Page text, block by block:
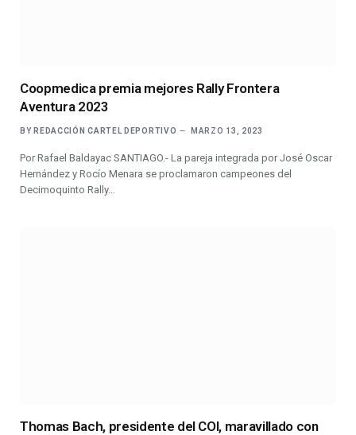
Coopmedica premia mejores Rally Frontera
Aventura 2023
BY REDACCIÓN CARTEL DEPORTIVO MARZO 13, 2023
Por Rafael Baldayac SANTIAGO.- La pareja integrada por José Oscar
Hernández y Rocío Menara se proclamaron campeones del
Decimoquinto Rally…
Thomas Bach, presidente del COI, maravillado con